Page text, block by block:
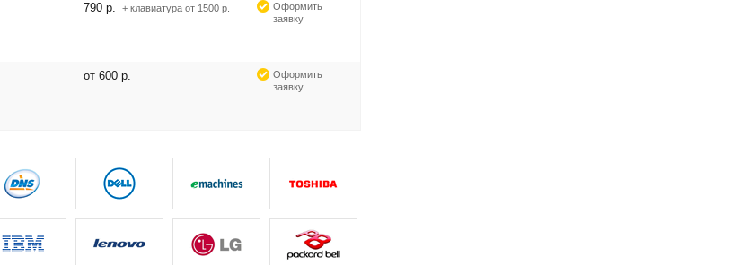
790 р. + клавиатура от 1500 р.
Оформить
заявку
от 600 р.
Оформить
заявку